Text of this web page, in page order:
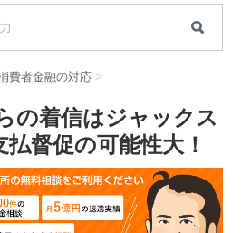
費者金融の対応 >
の着信はジャックス
督促の可能性大！